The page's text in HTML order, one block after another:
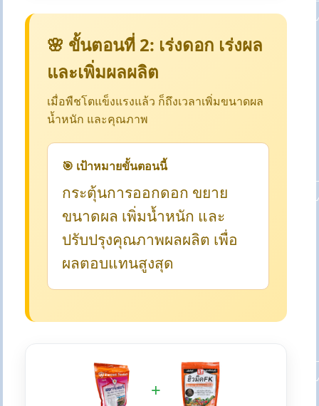
🌸 ขั้นตอนที่ 2: เร่งดอก เร่งผล
และเพิ่มผลผลิต
เมื่อพืชโตแข็งแรงแล้ว ก็ถึงเวลาเพิ่มขนาดผล
น้ำหนัก และคุณภาพ
🎯 เป้าหมายขั้นตอนนี้
กระตุ้นการออกดอก ขยาย
ขนาดผล เพิ่มน้ำหนัก และ
ปรับปรุงคุณภาพผลผลิต เพื่อ
ผลตอบแทนสูงสุด
+